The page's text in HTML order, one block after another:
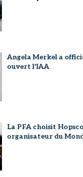
Angela Merkel a
ouvert l'IAA
La PFA choisit
organisateur du